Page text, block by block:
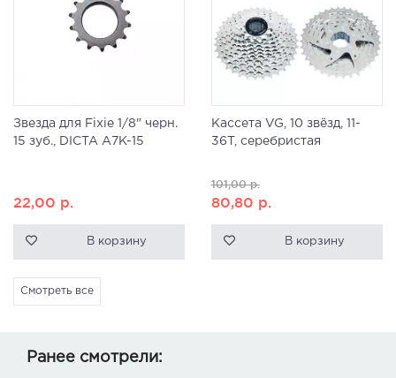
Звезда для Fixie 1/8" черн.
15 зуб., DICTA A7K-15
22,00 р.
В корзину
Кассета VG, 10 звёзд, 11-
36T, серебристая
101,00р.
80,80 р.
В корзину
Смотреть все
Ранее смотрели: